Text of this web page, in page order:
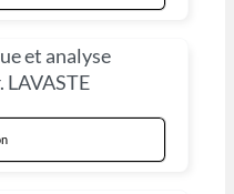
et analyse
LAVASTE